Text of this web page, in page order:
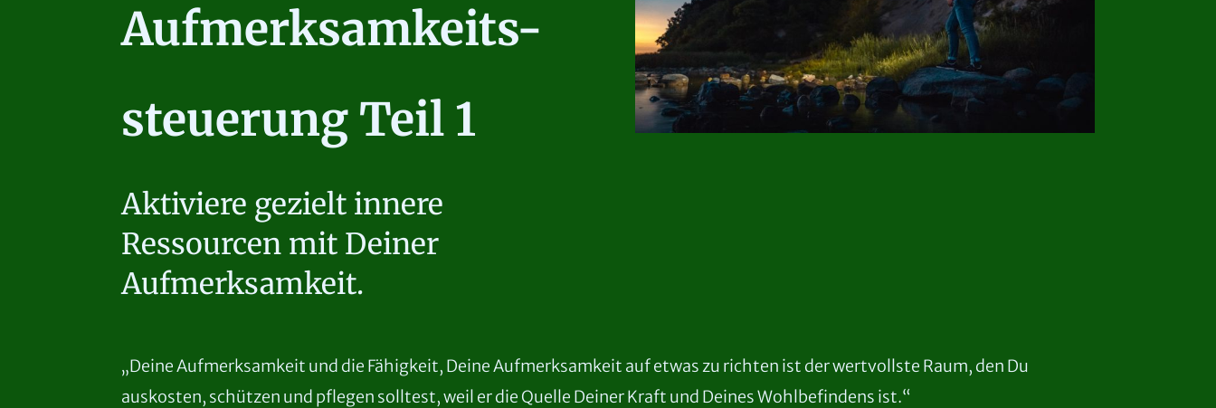
Aufmerksamkeits-
steuerung Teil 1
Aktiviere gezielt innere
Ressourcen mit Deiner
Aufmerksamkeit.
„Deine Aufmerksamkeit und die Fähigkeit, Deine Aufmerksamkeit auf etwas zu richten ist der wertvollste Raum, den Du
auskosten, schützen und pflegen solltest, weil er die Quelle Deiner Kraft und Deines Wohlbefindens ist.“